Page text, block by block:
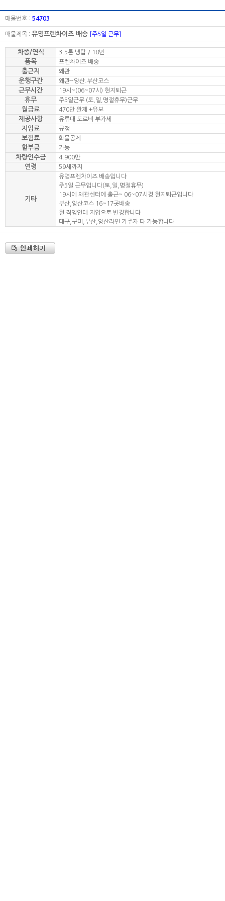
매물번호 : 54703
매물제목 : 유명프렌차이즈 배송 [주5일 근무]
차종/연식 3.5톤 냉탑 / 18년
품목 프렌차이즈 배송
출근지 왜관
운행구간 왜관~양산.부산코스
근무시간 19시~(06~07시) 현지퇴근
휴무 주5일근무 (토,일,명절휴무)근무
월급료 470만 완제 +유보
제공사항 유류대 도로비 부가세
지입료 규정
보험료 화물공제
할부금 가능
차량인수금 4.900만
연령 59세까지
기타
유명프렌차이즈 배송입니다
주5일 근무입니다(토,일,명절휴무)
19시에 왜관센터에 출근~ 06~07시경 현지퇴근입니다
부산,양산코스 16~17곳배송
현 직영인데 지입으로 변경합니다
대구,구미,부산,양산라인 거주자 다 가능합니다